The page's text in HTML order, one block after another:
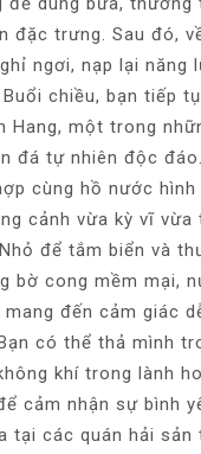
đặc trưng. Sau đó,
ngơi, nạp lại năng
chiều, bạn tiếp
Hang, một trong
đá tự nhiên độc
cùng hồ nước
cảnh vừa kỳ vĩ vừa
để tắm biển và
bờ cong mềm mại,
đến cảm giác
có thể thả mình
khí trong lành
cảm nhận sự bình
tại các quán hải sản